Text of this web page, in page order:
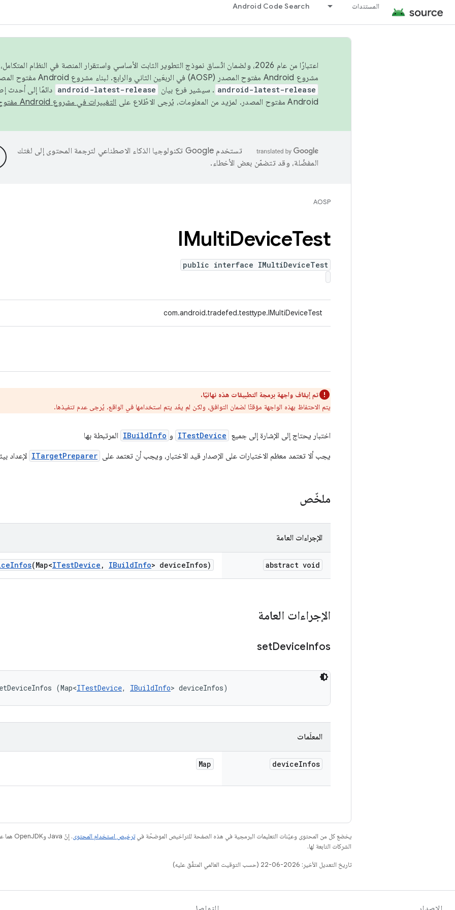
المستندات Android Code Search
اعتبارًا من عام 2026، ولضمان اتّساق نموذج التطوير الثابت الأساسي واستقرار المنصة في النظام
مشروع Android مفتوح المصدر (AOSP) في الربعَين الثاني والرابع. لبناء مشروع Android مفتوح المصدر والمساهمة فيه، استخدِم
android-latest-release . سيشير فرع بيان android-latest-release دائمًا إلى أحدث
Android مفتوح المصدر. لمزيد من المعلومات، يُرجى الاطّلاع على
التغييرات في مشروع Android مفتوح المصدر
تستخدم Google تكنولوجيا الذكاء الاصطناعي لترجمة المحتوى إلى لغتك
المفضّلة، وقد تتضمّن بعض الأخطاء.
AOSP
IMultiDeviceTest
public interface IMultiDeviceTest
com.android.tradefed.testtype.IMultiDeviceTest
تم إيقاف واجهة برمجة التطبيقات هذه نهائيًا.
يتم الاحتفاظ بهذه الواجهة مؤقتًا لضمان التوافق، ولكن لم يعُد يتم استخدامها في الواقع. يُرجى عدم تنفيذها.
اختبار يحتاج إلى الإشارة إلى جميع ITestDevice و IBuildInfo المرتبطة بها
يجب ألا تعتمد معظم الاختبارات على الإصدار قيد الاختبار، ويجب أن تعتمد على ITargetPreparer لإعداد
ملخّص
الإجراءات العامة
abstract void
Infos(Map<ITestDevice , IBuildInfo> deviceInfos)
الإجراءات العامة
setDeviceInfos
(Map<ITestDevice, IBuildInfo> deviceInfos)
المعلَمات
deviceInfos
Map
يخضع كل من المحتوى وعيّنات التعليمات البرمجية في هذه الصفحة للتراخيص الموضحّة فيترخيص استخدام المحتوى
الشركات التابعة لها.
تاريخ التعديل الأخير: 2026-06-22 (حسب التوقيت العالمي المتفَّق عليه)
الإصدار التواصل